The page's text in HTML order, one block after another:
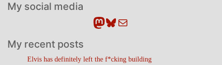
My social media
Mastodon
Bluesky
E-Mail
My recent posts
Elvis has definitely left the f*cking building